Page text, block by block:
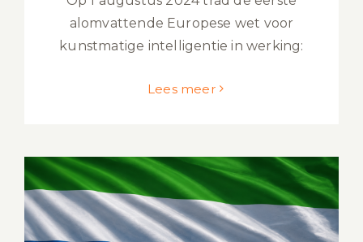
alomvattende Europese wet voor
kunstmatige intelligentie in werking:
Lees meer